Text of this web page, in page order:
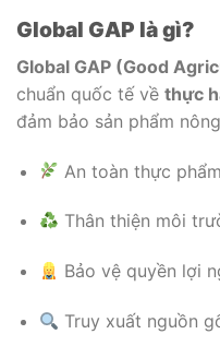
Global GAP là gì?
Global GAP (Good
chuẩn quốc tế về thực
đảm bảo sản phẩm
An toàn thực phẩm
Thân thiện môi
Bảo vệ quyền lợi
Truy xuất nguồn